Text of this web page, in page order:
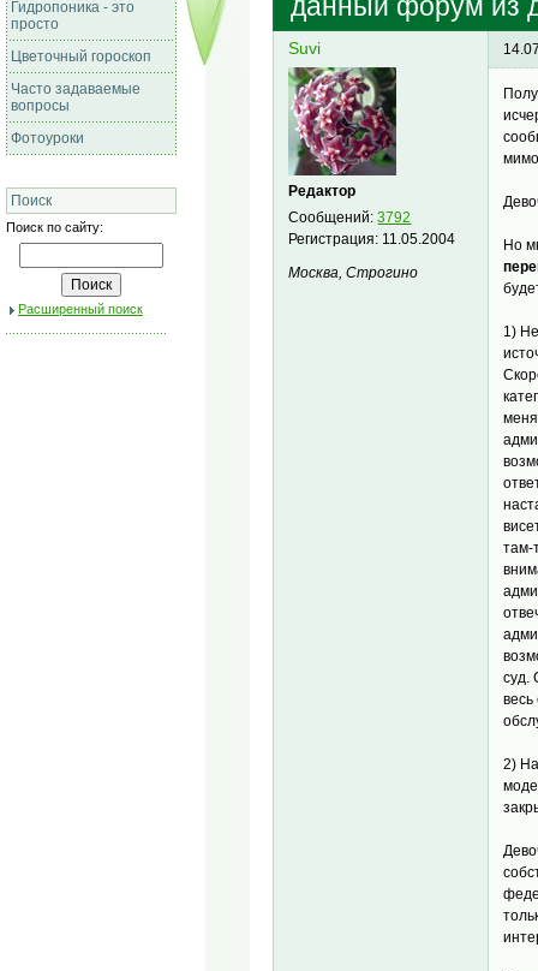
Гидропоника - это
просто
Цветочный гороскоп
Часто задаваемые
вопросы
Фотоуроки
Поиск
Поиск по сайту:
Расширенный поиск
данный форум из
Suvi
Редактор
Сообщений:3792
Регистрация: 11.05.2004
Москва, Строгино
Но
1)
там-
суд.
2)